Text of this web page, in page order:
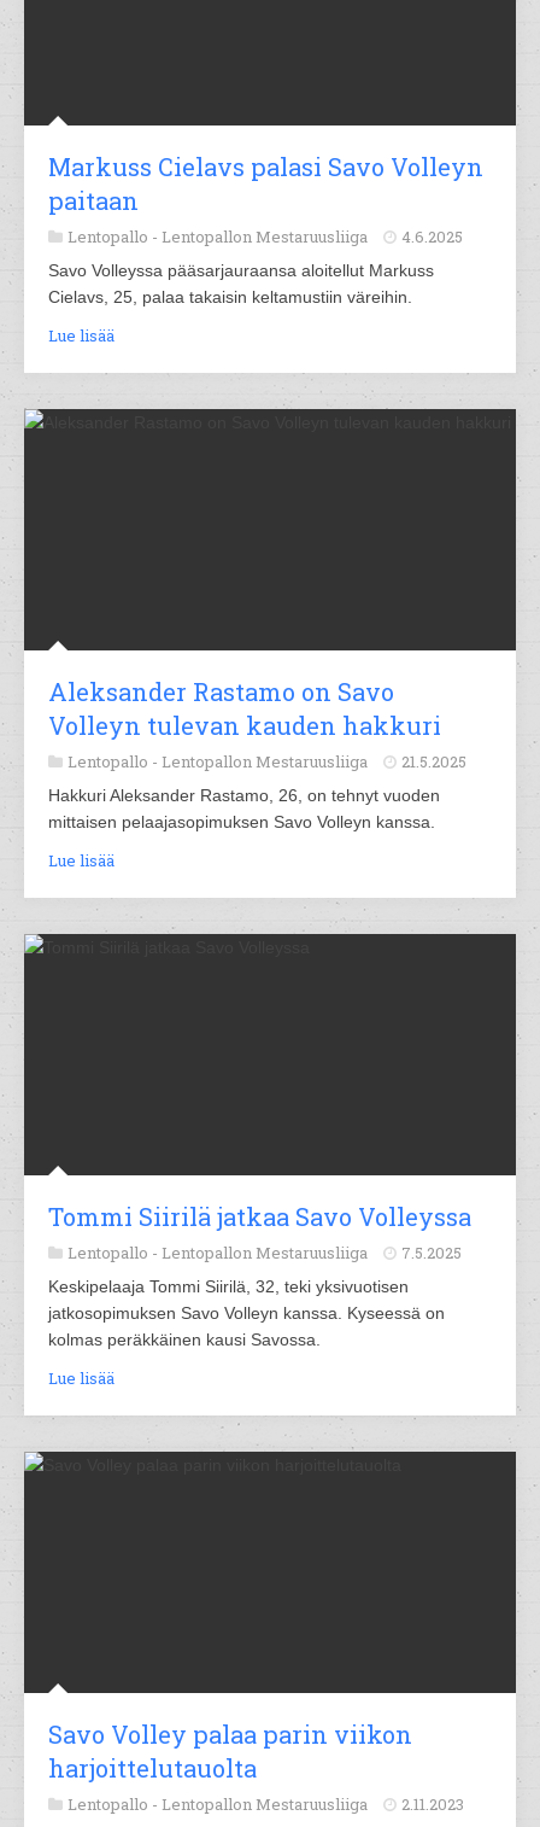
Markuss Cielavs palasi Savo Volleyn
paitaan
Lentopallo - Lentopallon Mestaruusliiga 4.6.2025
Savo Volleyssa pääsarjauraansa aloitellut Markuss
Cielavs, 25, palaa takaisin keltamustiin väreihin.
Lue lisää
Aleksander Rastamo on Savo
Volleyn tulevan kauden hakkuri
Lentopallo - Lentopallon Mestaruusliiga 21.5.2025
Hakkuri Aleksander Rastamo, 26, on tehnyt vuoden
mittaisen pelaajasopimuksen Savo Volleyn kanssa.
Lue lisää
Tommi Siirilä jatkaa Savo Volleyssa
Lentopallo - Lentopallon Mestaruusliiga 7.5.2025
Keskipelaaja Tommi Siirilä, 32, teki yksivuotisen
jatkosopimuksen Savo Volleyn kanssa. Kyseessä on
kolmas peräkkäinen kausi Savossa.
Lue lisää
Savo Volley palaa parin viikon
harjoittelutauolta
Lentopallo - Lentopallon Mestaruusliiga 2.11.2023